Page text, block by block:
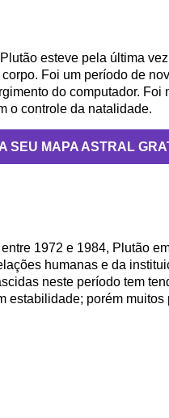
esteve pela última
Foi um período de
do computador.
o controle da natalidade.
SEU MAPA ASTRAL
1972 e 1984, Plutão
humanas e da
neste período tem
estabilidade; porém